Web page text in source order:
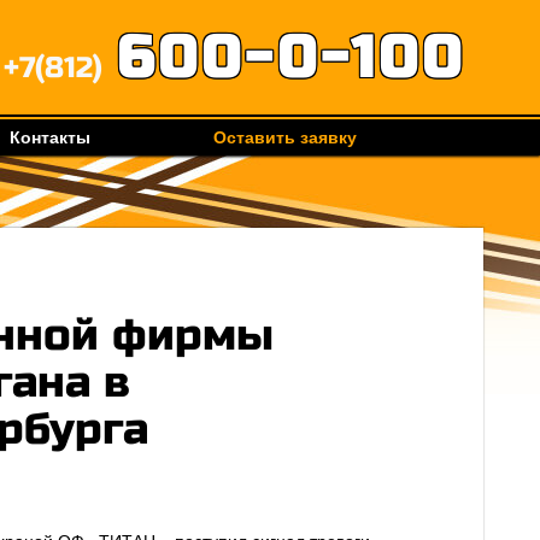
+7(812) 600-0-100
Контакты Оставить заявку
фирмы
в